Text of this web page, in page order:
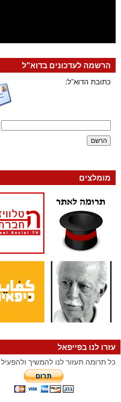
הרשמה לעדכונים בדוא"ל
כתובת הדוא"ל:
מומלצים
עזרו לנו בפייפאל
כל תרומה תעזור לנו להמשיך